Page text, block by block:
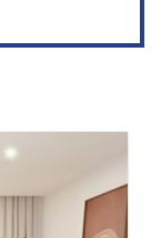
nova
superior
inseridos